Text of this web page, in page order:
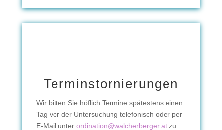
Terminstornierungen
Wir bitten Sie höflich Termine spätestens einen
Tag vor der Untersuchung telefonisch oder per
E-Mail unter ordination@walcherberger.atzu